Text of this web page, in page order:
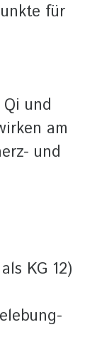
für
und
am
und
KG 12)